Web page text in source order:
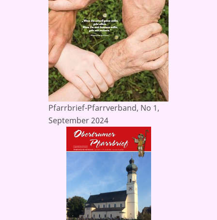
Pfarrbrief-Pfarrverband, No 1,
September 2024